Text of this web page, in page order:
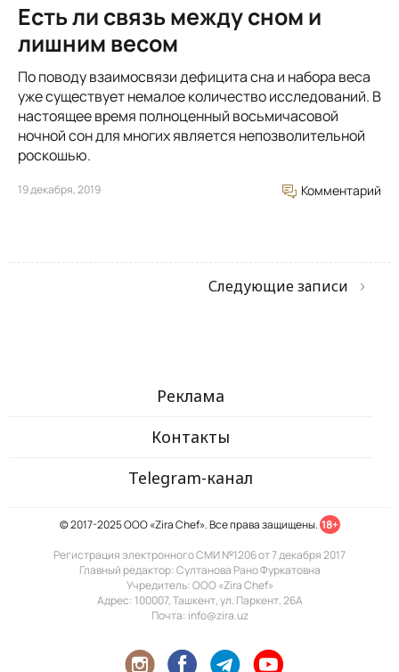
Есть ли связь между сном и
лишним весом
По поводу взаимосвязи дефицита сна и набора веса
уже существует немалое количество исследований. В
настоящее время полноценный восьмичасовой
ночной сон для многих является непозволительной
роскошью.
19 декабря, 2019 Комментарий
Следующие записи
Реклама
Контакты
Telegram-канал
© 2017-2025 ООО «Zira Chef». Все права защищены. 18+
Регистрация электронного СМИ №1206 от 7 декабря 2017
Главный редактор: Султанова Рано Фуркатовна
Учредитель: ООО «Zira Chef»
Адрес: 100007, Ташкент, ул. Паркент, 26А
Почта: info@zira.uz